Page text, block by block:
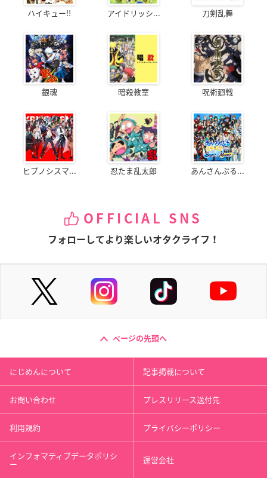
ハイキュー!! アイドリッシ... 刀剣乱舞
銀魂 暗殺教室 呪術廻戦
ヒプノシスマ... 忍たま乱太郎 あんさんぶる...
OFFICIAL SNS
フォローしてより楽しいオタクライフ！
ページの先頭へ
にじめんについて 記事掲載について
お問い合わせ プレスリリース送付先
利用規約 プライバシーポリシー
インフォマティブデータポリシ
ー 運営会社